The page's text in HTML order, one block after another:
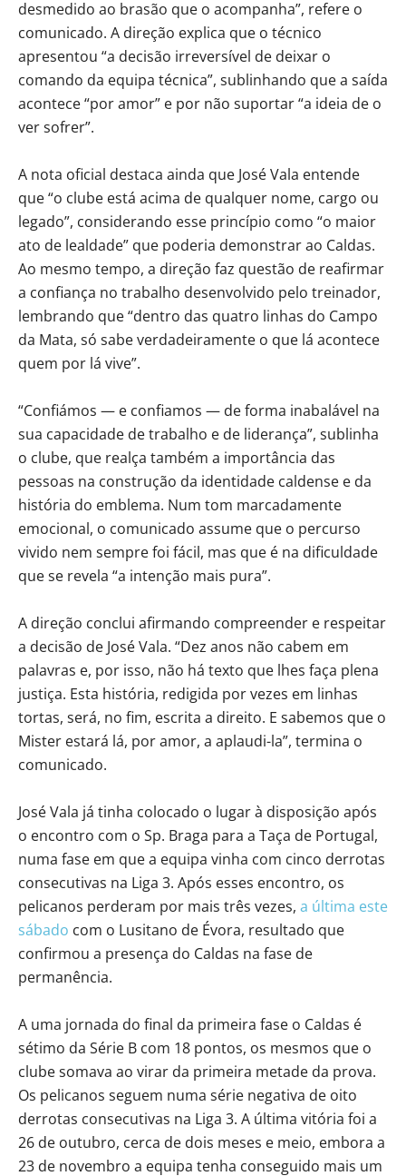
desmedido ao brasão que o acompanha”, refere o
comunicado. A direção explica que o técnico
apresentou “a decisão irreversível de deixar o
comando da equipa técnica”, sublinhando que a saída
acontece “por amor” e por não suportar “a ideia de o
ver sofrer”.
A nota oficial destaca ainda que José Vala entende
que “o clube está acima de qualquer nome, cargo ou
legado”, considerando esse princípio como “o maior
ato de lealdade” que poderia demonstrar ao Caldas.
Ao mesmo tempo, a direção faz questão de reafirmar
a confiança no trabalho desenvolvido pelo treinador,
lembrando que “dentro das quatro linhas do Campo
da Mata, só sabe verdadeiramente o que lá acontece
quem por lá vive”.
“Confiámos — e confiamos — de forma inabalável na
sua capacidade de trabalho e de liderança”, sublinha
o clube, que realça também a importância das
pessoas na construção da identidade caldense e da
história do emblema. Num tom marcadamente
emocional, o comunicado assume que o percurso
vivido nem sempre foi fácil, mas que é na dificuldade
que se revela “a intenção mais pura”.
A direção conclui afirmando compreender e respeitar
a decisão de José Vala. “Dez anos não cabem em
palavras e, por isso, não há texto que lhes faça plena
justiça. Esta história, redigida por vezes em linhas
tortas, será, no fim, escrita a direito. E sabemos que o
Mister estará lá, por amor, a aplaudi-la”, termina o
comunicado.
José Vala já tinha colocado o lugar à disposição após
o encontro com o Sp. Braga para a Taça de Portugal,
numa fase em que a equipa vinha com cinco derrotas
consecutivas na Liga 3. Após esses encontro, os
pelicanos perderam por mais três vezes, a última este
sábado com o Lusitano de Évora, resultado que
confirmou a presença do Caldas na fase de
permanência.
A uma jornada do final da primeira fase o Caldas é
sétimo da Série B com 18 pontos, os mesmos que o
clube somava ao virar da primeira metade da prova.
Os pelicanos seguem numa série negativa de oito
derrotas consecutivas na Liga 3. A última vitória foi a
26 de outubro, cerca de dois meses e meio, embora a
23 de novembro a equipa tenha conseguido mais um